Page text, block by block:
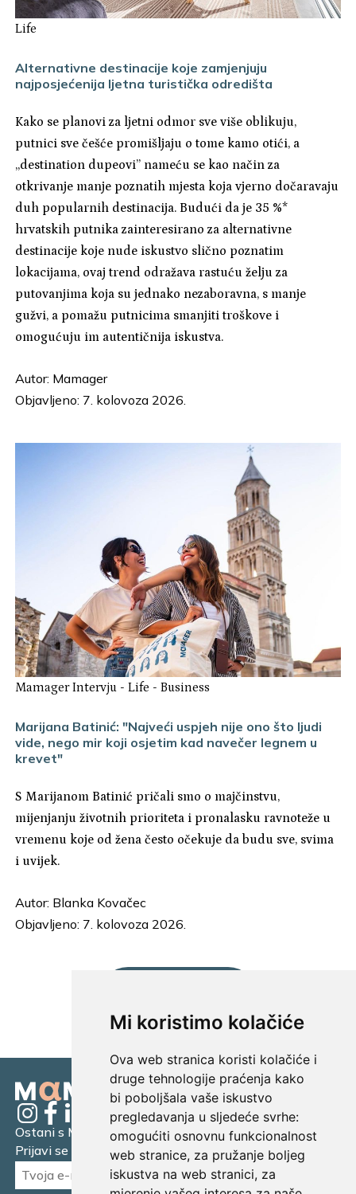
Mi koristimo kolačiće
Ova web stranica koristi kolačiće i
druge tehnologije praćenja kako
bi poboljšala vaše iskustvo
pregledavanja u sljedeće svrhe:
omogućiti osnovnu funkcionalnost
web stranice, za pružanje boljeg
iskustva na web stranici, za
Life
Alternativne destinacije koje zamjenjuju
najposjećenija ljetna turistička odredišta
Kako se planovi za ljetni odmor sve više oblikuju,
putnici sve češće promišljaju o tome kamo otići, a
„destination dupeovi” nameću se kao način za
otkrivanje manje poznatih mjesta koja vjerno dočaravaju
duh popularnih destinacija. Budući da je 35 %*
hrvatskih putnika zainteresirano za alternativne
destinacije koje nude iskustvo slično poznatim
lokacijama, ovaj trend odražava rastuću želju za
putovanjima koja su jednako nezaboravna, s manje
gužvi, a pomažu putnicima smanjiti troškove i
omogućuju im autentičnija iskustva.
Autor: Mamager
Objavljeno: 7. kolovoza 2026.
Mamager Intervju -Life -Business
Marijana Batinić: "Najveći uspjeh nije ono što ljudi
vide, nego mir koji osjetim kad navečer legnem u
krevet"
S Marijanom Batinić pričali smo o majčinstvu,
mijenjanju životnih prioriteta i pronalasku ravnoteže u
vremenu koje od žena često očekuje da budu sve, svima
i uvijek.
Autor: Blanka Kovačec
Objavljeno: 7. kolovoza 2026.
Ostani s Mamagerom
Prijavi se na naš newsletter.